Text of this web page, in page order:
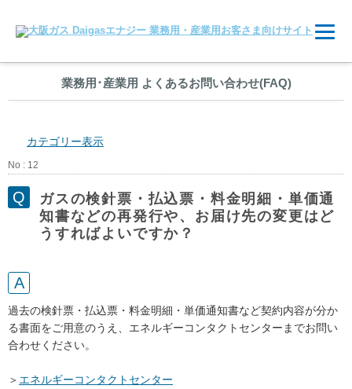
業務用 ･産業用 よくあるお問い合わせ(FAQ)
カテゴリー表示
No : 12
ガスの検針票・払込票・料金明細・単価通
知書などの再発行や、お届け先の変更はど
うすればよいですか？
過去の検針票・払込票・料金明細・単価通知書など契約内容が分か
る書面をご用意のうえ、エネルギーコンタクトセンターまでお問い
合わせください。
＞ エネルギーコンタクトセンター